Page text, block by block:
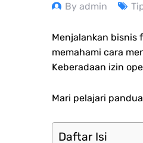
By admin
Menjalankan bisnis
memahami cara
Keberadaan izin
Mari pelajari
Daftar Isi